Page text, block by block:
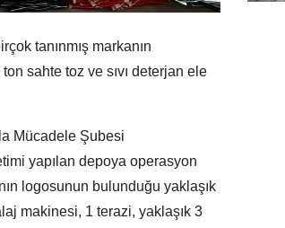
tanınmış markanın
sahte toz ve sıvı deterjan ele
Mücadele Şubesi
yapılan depoya operasyon
logosunun bulunduğu yaklaşık
makinesi, 1 terazi, yaklaşık 3